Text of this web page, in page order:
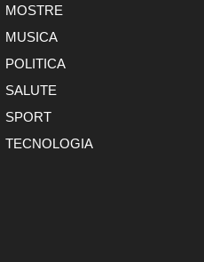
MOSTRE
MUSICA
POLITICA
SALUTE
SPORT
TECNOLOGIA